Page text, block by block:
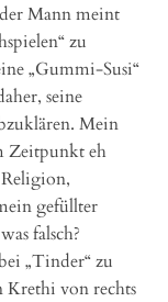
Mann meint
zu
„Gummi-Susi“
seine
Mein
Zeitpunkt eh
gefüllter
falsch?
„Tinder“ zu
Krethi von rechts